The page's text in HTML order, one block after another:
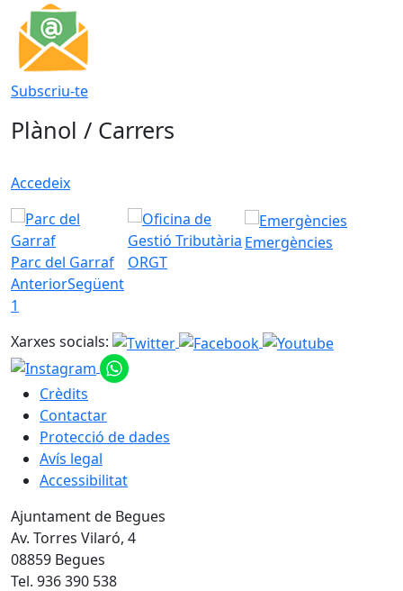
Subscriu-te
Plànol / Carrers
Accedeix
Parc del Garraf ORGT
Emergències
AnteriorSegüent
1
Xarxes socials:
Crèdits
Contactar
Protecció de dades
Avís legal
Accessibilitat
Ajuntament de Begues
Av. Torres Vilaró, 4
08859 Begues
Tel. 936 390 538